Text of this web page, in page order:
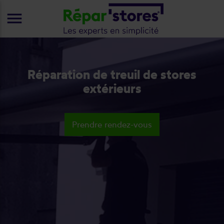
Réparation de treuil de stores
extérieurs
Prendre rendez-vous
menu